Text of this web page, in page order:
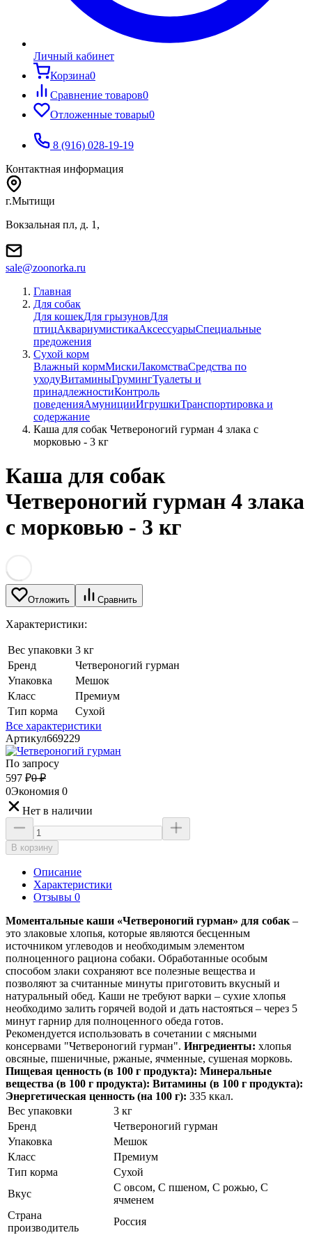
Личный кабинет
Корзина0
Сравнение товаров0
Отложенные товары0
8 (916) 028-19-19
Контактная информация
г.Мытищи
Вокзальная пл, д. 1,
sale@zoonorka.ru
Главная
Для собак
Для кошекДля грызуновДля
птицАквариумистикаАксессуарыСпециальные
предожения
Сухой корм
Влажный кормМискиЛакомстваСредства по
уходуВитаминыГрумингТуалеты и
принадлежностиКонтроль
поведенияАмуницииИгрушкиТранспортировка и
содержание
Каша для собак Четвероногий гурман 4 злака с
морковью - 3 кг
Каша для собак
Четвероногий гурман 4 злака
с морковью - 3 кг
Отложить Сравнить
Характеристики:
Вес упаковки 3 кг
Бренд
Четвероногий гурман
Упаковка
Мешок
Класс
Премиум
Тип корма
Сухой
Все характеристики
Артикул669229
По запросу
597 ₽0 ₽
0Экономия 0
Нет в наличии
В корзину
Описание
Характеристики
Отзывы 0
Моментальные каши «Четвероногий гурман» для собак–
это злаковые хлопья, которые являются бесценным
источником углеводов и необходимым элементом
полноценного рациона собаки. Обработанные особым
способом злаки сохраняют все полезные вещества и
позволяют за считанные минуты приготовить вкусный и
натуральный обед. Каши не требуют варки – сухие хлопья
необходимо залить горячей водой и дать настояться – через 5
минут гарнир для полноценного обеда готов.
Рекомендуется использовать в сочетании с мясными
консервами "Четвероногий гурман". Ингредиенты: хлопья
овсяные, пшеничные, ржаные, ячменные, сушеная морковь.
Пищевая ценность (в 100 г продукта): Минеральные
вещества (в 100 г продукта): Витамины (в 100 г продукта):
Энергетическая ценность (на 100 г): 335 ккал.
Вес упаковки
3 кг
Бренд
Четвероногий гурман
Упаковка
Мешок
Класс
Премиум
Тип корма
Сухой
Вкус
С овсом, С пшеном, С рожью, С
ячменем
Страна
производитель
Россия